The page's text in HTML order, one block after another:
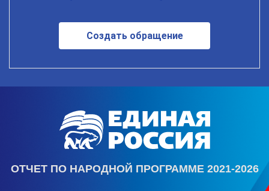
Создать обращение
ОТЧЕТ ПО НАРОДНОЙ ПРОГРАММЕ 2021-2026